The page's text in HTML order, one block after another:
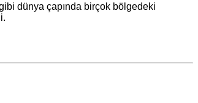
dünya çapında birçok bölgedeki